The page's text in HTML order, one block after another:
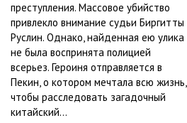
преступления. Массовое убийство
привлекло внимание судьи Биргитты
Руслин. Однако, найденная ею улика
не была воспринята полицией
всерьез. Героиня отправляется в
Пекин, о котором мечтала всю жизнь,
чтобы расследовать загадочный
китайский...